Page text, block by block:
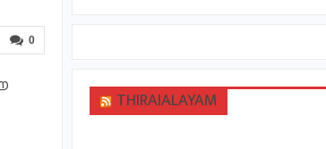
0
THIRAIALAYAM